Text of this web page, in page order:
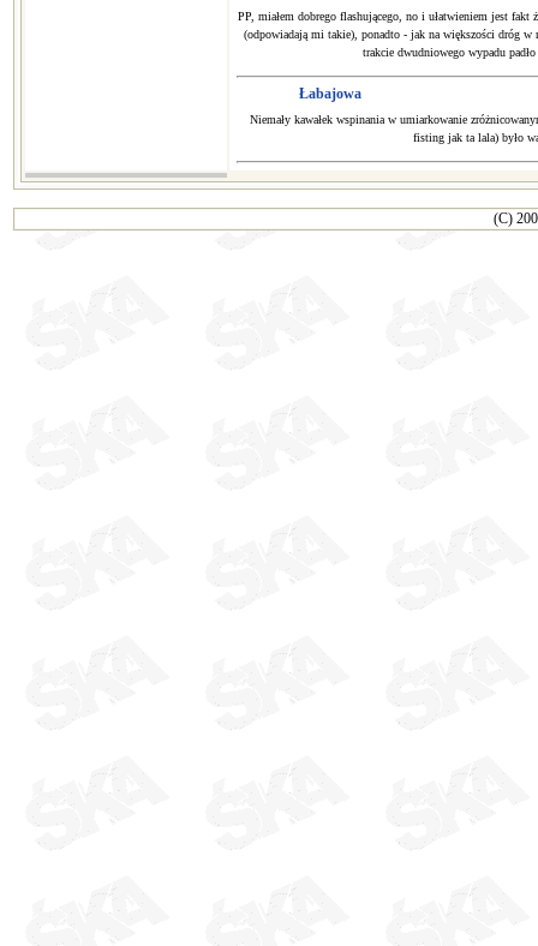
PP, miałem dobrego flashującego, no i ułatwieniem jest
(odpowiadają mi takie), ponadto - jak na większości dróg w
trakcie dwudniowego wypadu
Łabajowa
Niemały kawałek wspinania w umiarkowanie
fisting jak ta lala) było
(C)